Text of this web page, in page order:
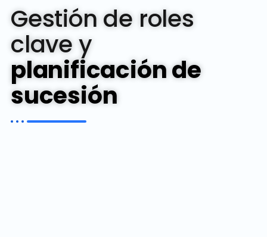
Gestión de roles
clave y
planificación de
sucesión